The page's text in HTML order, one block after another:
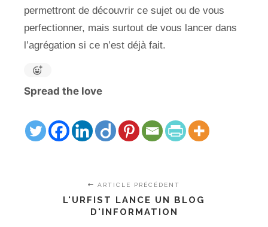
permettront de découvrir ce sujet ou de vous
perfectionner, mais surtout de vous lancer dans
l’agrégation si ce n’est déjà fait.
Spread the love
ARTICLE PRÉCÉDENT
L'URFIST LANCE UN BLOG
D'INFORMATION